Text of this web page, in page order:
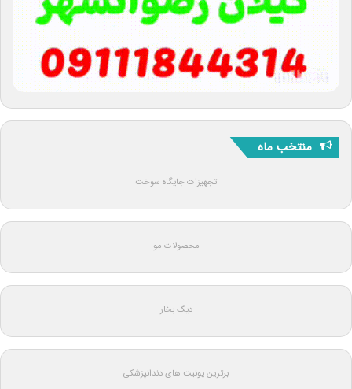
منتخب ماه
تجهیزات جایگاه سوخت
محصولات مو
دیگ بخار
برترین یونیت های دندانپزشکی